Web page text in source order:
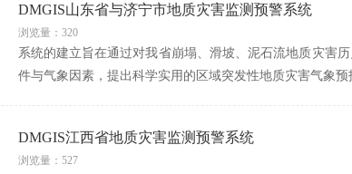
DMGIS山东省与济宁市地质灾害监测预警系统
浏览量：320
系统的建立旨在通过对我省崩塌、滑坡、泥石流地质灾害
件与气象因素，提出科学实用的区域突发性地质灾害气象
DMGIS江西省地质灾害监测预警系统
浏览量：527